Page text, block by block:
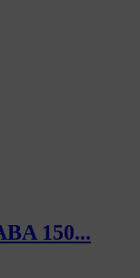
150...